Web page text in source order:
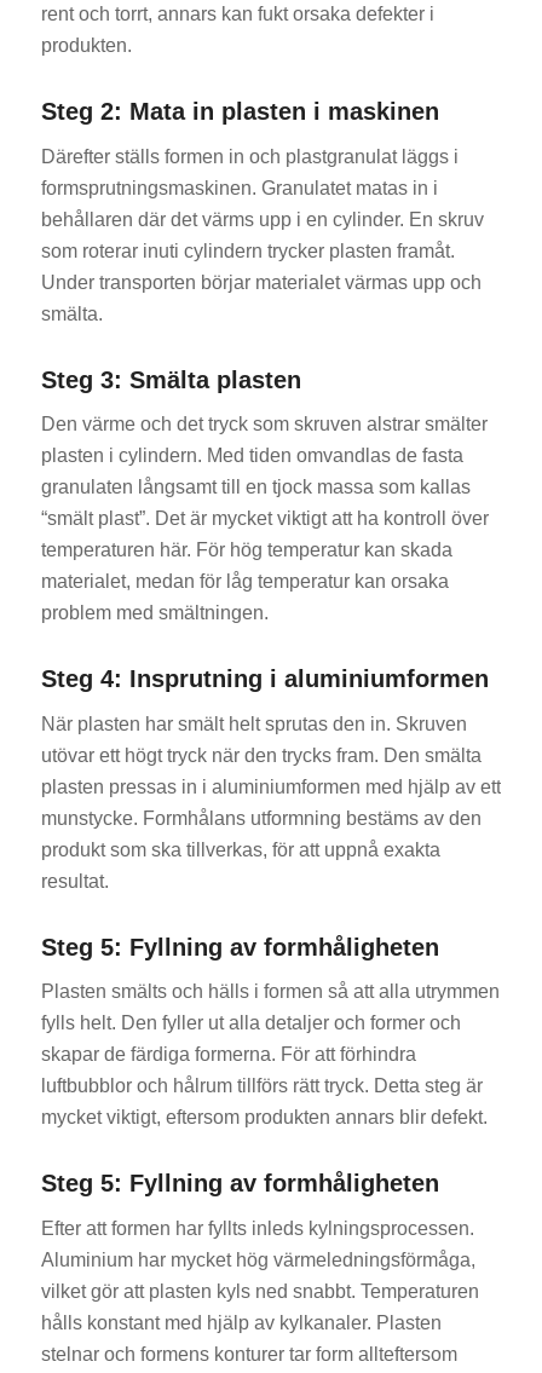
rent och torrt, annars kan fukt orsaka defekter i
produkten.
Steg 2: Mata in plasten i maskinen
Därefter ställs formen in och plastgranulat läggs i
formsprutningsmaskinen. Granulatet matas in i
behållaren där det värms upp i en cylinder. En skruv
som roterar inuti cylindern trycker plasten framåt.
Under transporten börjar materialet värmas upp och
smälta.
Steg 3: Smälta plasten
Den värme och det tryck som skruven alstrar smälter
plasten i cylindern. Med tiden omvandlas de fasta
granulaten långsamt till en tjock massa som kallas
“smält plast”. Det är mycket viktigt att ha kontroll över
temperaturen här. För hög temperatur kan skada
materialet, medan för låg temperatur kan orsaka
problem med smältningen.
Steg 4: Insprutning i aluminiumformen
När plasten har smält helt sprutas den in. Skruven
utövar ett högt tryck när den trycks fram. Den smälta
plasten pressas in i aluminiumformen med hjälp av ett
munstycke. Formhålans utformning bestäms av den
produkt som ska tillverkas, för att uppnå exakta
resultat.
Steg 5: Fyllning av formhåligheten
Plasten smälts och hälls i formen så att alla utrymmen
fylls helt. Den fyller ut alla detaljer och former och
skapar de färdiga formerna. För att förhindra
luftbubblor och hålrum tillförs rätt tryck. Detta steg är
mycket viktigt, eftersom produkten annars blir defekt.
Steg 5: Fyllning av formhåligheten
Efter att formen har fyllts inleds kylningsprocessen.
Aluminium har mycket hög värmeledningsförmåga,
vilket gör att plasten kyls ned snabbt. Temperaturen
hålls konstant med hjälp av kylkanaler. Plasten
stelnar och formens konturer tar form allteftersom